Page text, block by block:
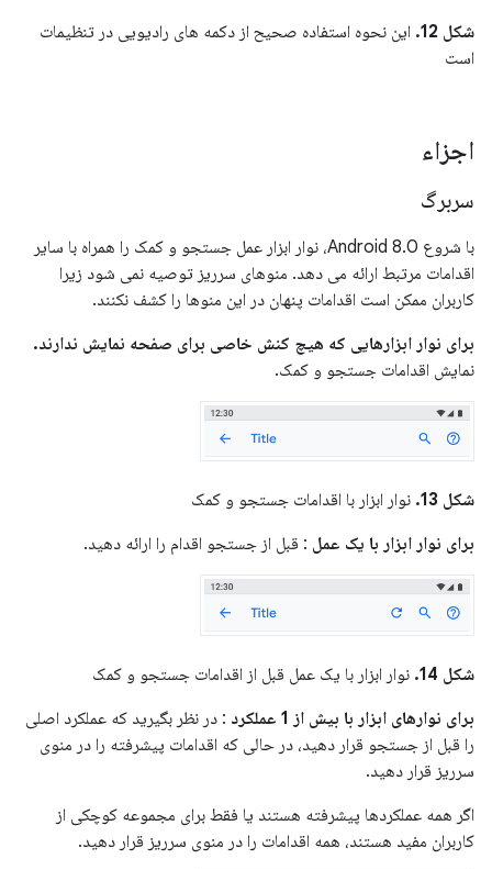
شکل 12.
این نحوه استفاده صحیح از دکمه های رادیویی در تنظیمات
است
اجزاء
سربرگ
با شروع Android 8.0، نوار ابزار عمل جستجو و کمک را همراه با سایر
اقدامات مرتبط ارائه می دهد. منوهای سرریز توصیه نمی شود زیرا
کاربران ممکن است اقدامات پنهان در این منوها را کشف نکنند.
برای نوار ابزارهایی که هیچ کنش خاصی برای صفحه نمایش ندارند.
نمایش اقدامات جستجو و کمک.
شکل 13.
نوار ابزار با اقدامات جستجو و کمک
برای نوار ابزار با یک عمل : قبل از جستجو اقدام را ارائه دهید.
شکل 14.
نوار ابزار با یک عمل قبل از اقدامات جستجو و کمک
برای نوارهای ابزار با بیش از 1 عملکرد
: در نظر بگیرید که عملکرد اصلی
را قبل از جستجو قرار دهید، در حالی که اقدامات پیشرفته را در منوی
سرریز قرار دهید.
اگر همه عملکردها پیشرفته هستند یا فقط برای مجموعه کوچکی از
کاربران مفید هستند، همه اقدامات را در منوی سرریز قرار دهید.